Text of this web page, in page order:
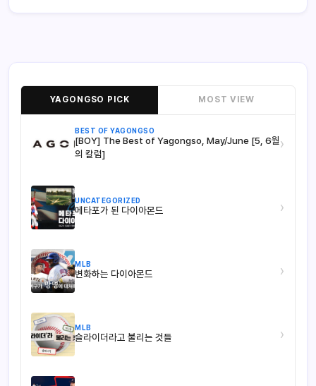
YAGONGSO PICK MOST VIEW
BEST OF YAGONGSO
[BOY] The Best of Yagongso, May/June [5, 6월
의 칼럼]
›
UNCATEGORIZED
메타포가 된 다이아몬드 ›
MLB
변화하는 다이아몬드 ›
MLB
슬라이더라고 불리는 것들 ›